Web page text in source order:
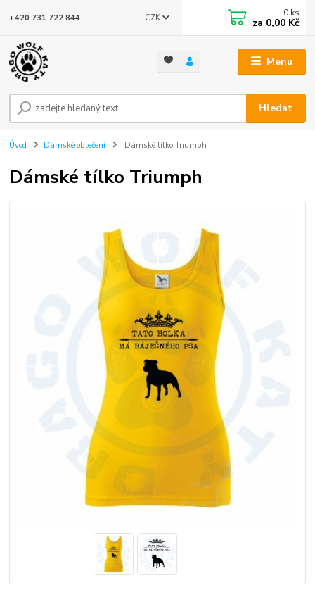
Menu
CZK
Hledat
+420 731 722 844 0 ks
za 0,00 Kč
Úvod Dámské oblečení Dámské tílko Triumph
Dámské tílko Triumph